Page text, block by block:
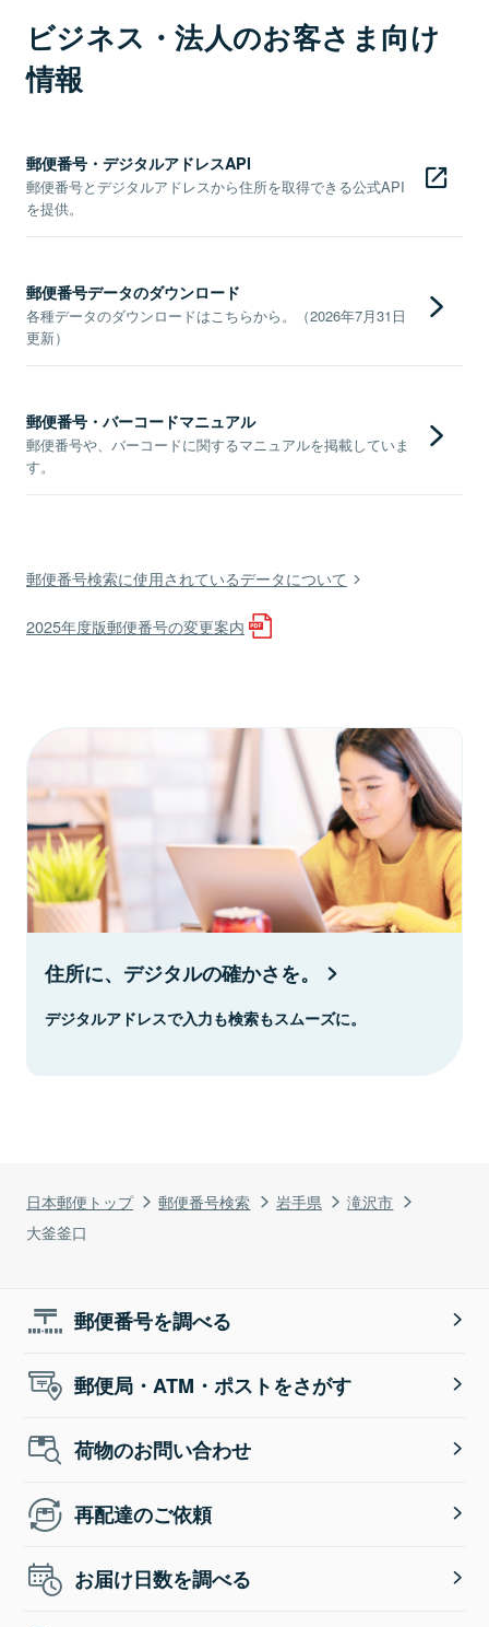
日本郵便トップ 郵便番号検索 岩手県
滝沢市
大釜釜口
ビジネス・法人のお客さま向け
情報
郵便番号・デジタルアドレスAPI
郵便番号とデジタルアドレスから住所を取得できる公式API
を提供。
郵便番号データのダウンロード
各種データのダウンロードはこちらから。（2026年7月31日
更新）
郵便番号・バーコードマニュアル
郵便番号や、バーコードに関するマニュアルを掲載していま
す。
郵便番号検索に使用されているデータについて
2025年度版郵便番号の変更案内
住所に、デジタルの確かさを。
デジタルアドレスで入力も検索もスムーズに。
郵便番号を調べる
郵便局・ATM・ポストをさがす
荷物のお問い合わせ
再配達のご依頼
お届け日数を調べる